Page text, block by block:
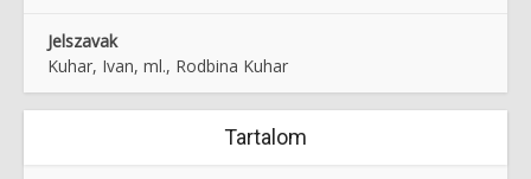
Jelszavak
Kuhar, Ivan, ml., Rodbina Kuhar
Tartalom